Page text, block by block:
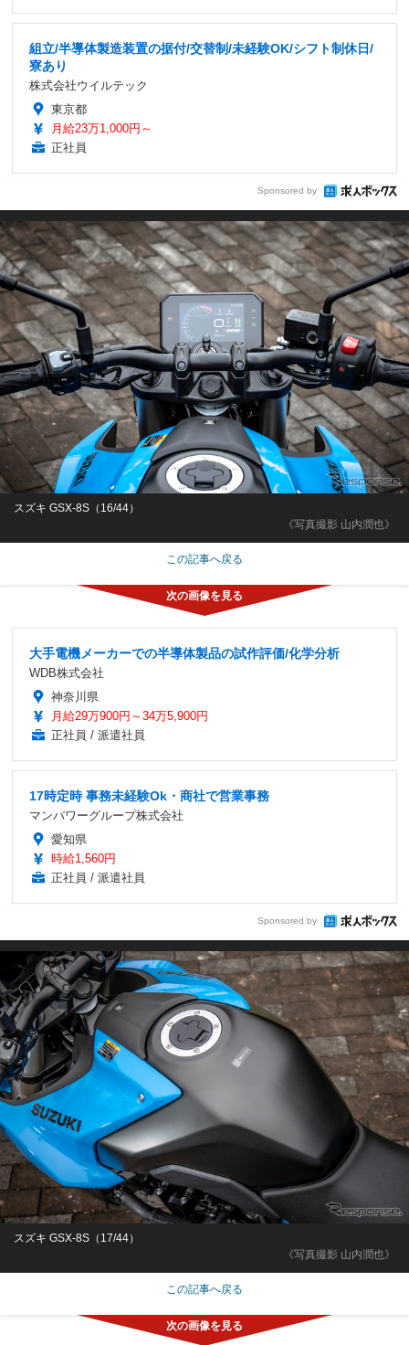
組立/半導体製造装置の据付/交替制/未経験OK/シフト制休日/
寮あり
株式会社ウイルテック
東京都
月給23万1,000円～
正社員
Sponsored by
《写真撮影 山内潤也》
スズキ GSX-8S（16/44）
この記事へ戻る
大手電機メーカーでの半導体製品の試作評価/化学分析
WDB株式会社
神奈川県
月給29万900円～34万5,900円
正社員 / 派遣社員
17時定時 事務未経験Ok・商社で営業事務
マンパワーグループ株式会社
愛知県
時給1,560円
正社員 / 派遣社員
Sponsored by
《写真撮影 山内潤也》
スズキ GSX-8S（17/44）
この記事へ戻る